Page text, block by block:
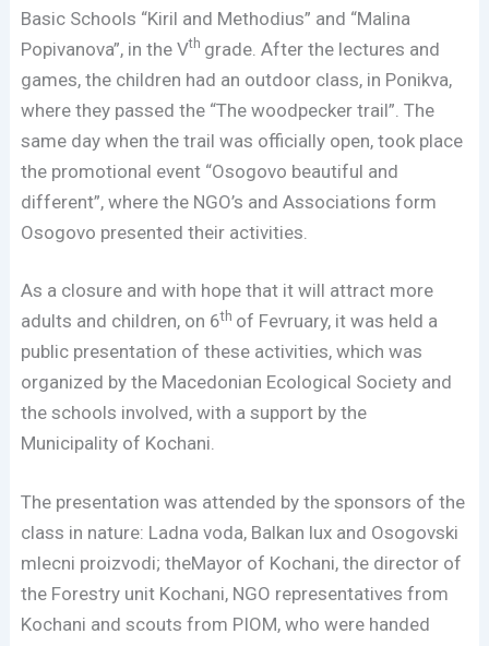
Basic Schools “Kiril and Methodius” and “Malina
Popivanova”, in the Vth grade. After the lectures and
games, the children had an outdoor class, in Ponikva,
where they passed the “The woodpecker trail”. The
same day when the trail was officially open, took place
the promotional event “Osogovo beautiful and
different”, where the NGO’s and Associations form
Osogovo presented their activities.
As a closure and with hope that it will attract more
adults and children, on 6th of Fevruary, it was held a
public presentation of these activities, which was
organized by the Macedonian Ecological Society and
the schools involved, with a support by the
Municipality of Kochani.
The presentation was attended by the sponsors of the
class in nature: Ladna voda, Balkan lux and Osogovski
mlecni proizvodi; theMayor of Kochani, the director of
the Forestry unit Kochani, NGO representatives from
Kochani and scouts from PIOM, who were handed